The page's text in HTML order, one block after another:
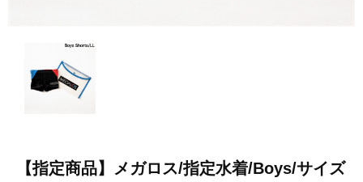
【指定商品】メガロス/指定水着/Boys/サイズ